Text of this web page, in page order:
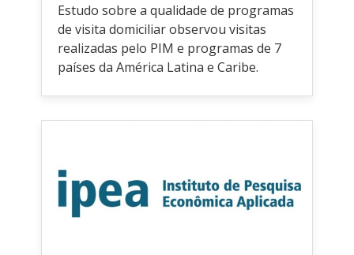
Estudo sobre a qualidade de programas
de visita domiciliar observou visitas
realizadas pelo PIM e programas de 7
países da América Latina e Caribe.